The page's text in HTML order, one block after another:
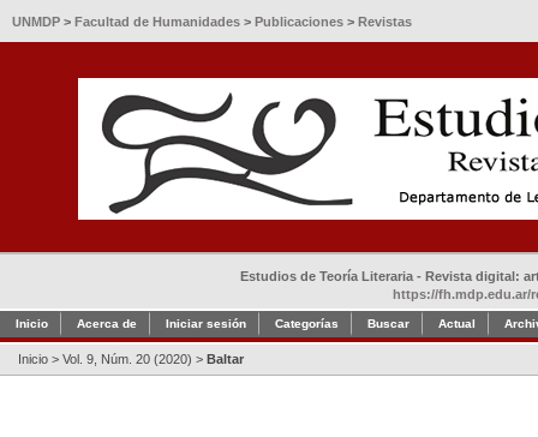
UNMDP > Facultad de Humanidades > Publicaciones > Revistas
Estudios de Teoría Literaria - Revista digital:
https://fh.mdp.edu.ar/
Inicio Acerca de Iniciar sesión Categorías Buscar Actual
Inicio > Vol. 9, Núm. 20 (2020) > Baltar